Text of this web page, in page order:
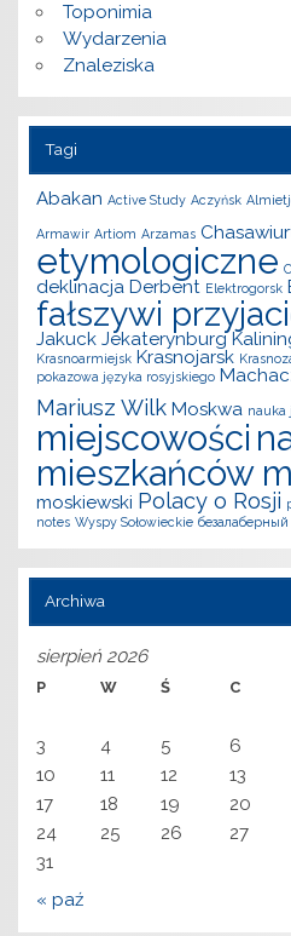
Toponimia
Wydarzenia
Znaleziska
Tagi
Abakan Active Study Aczyńsk
Armawir Artiom Arzamas
etymologiczne
deklinacja Derbent Elektrogorsk
fałszywi
Jakuck Jekaterynburg
Krasnoarmiejsk Krasnojarsk
pokazowa języka rosyjskiego
Mariusz Wilk Moskwa nauka
miejscowości
mieszkańców
moskiewski Polacy o Rosji
notes Wyspy Sołowieckie безалаберный
Archiwa
sierpień 2026
P W Ś C
« paź
3
4 5 6
10
11 12 13
17
18 19 20
24
25 26 27
31